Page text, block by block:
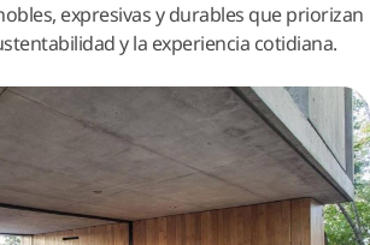
expresivas y durables que priorizan
y la experiencia cotidiana.